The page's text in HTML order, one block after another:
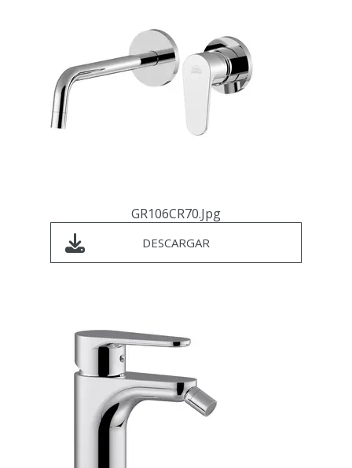
GR106CR70.jpg
DESCARGAR